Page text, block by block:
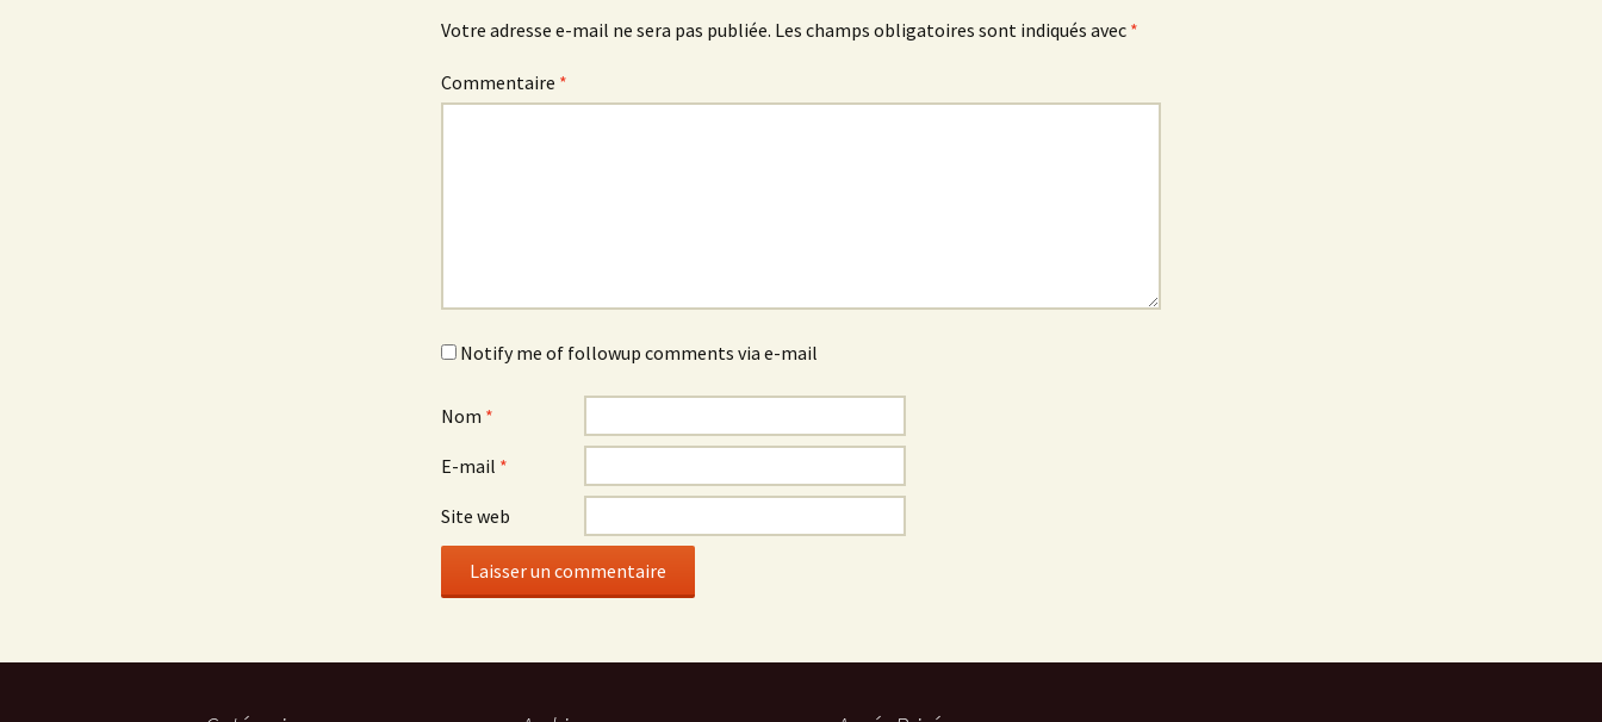
Votre adresse e-mail ne sera pas publiée. Les champs obligatoires sont indiqués avec *
Commentaire *
Notify me of followup comments via e-mail
Nom *
E-mail *
Site web